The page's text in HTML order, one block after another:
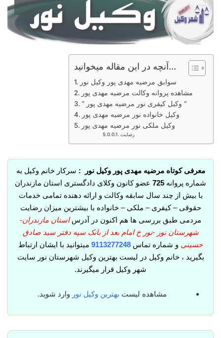
آنچه در این مقاله میخوانید...
سوابق مرضیه مهدی پور وکیل نور
مشاهده پروانه وکالت مرضیه مهدی پور
” وکیل کیفری نور مرضیه مهدی پور “
وکیل خانواده نور مرضیه مهدی پور
وکیل ملکی نور مرضیه مهدی پور
رضایت
معرفی کوتاه مرضیه مهدی پور وکیل نور : سرکار خانم وکیل به
شماره پروانه 725 عضو کانون وکلای دادگستری استان مازندران
با بیش از چند سال سابقه وکالت و ارائه دهنده تمامی خدمات
حقوقی – کیفری – ملکی – خانواده با بیشترین میزان رضایت
مردمی طبق بررسی ها هم اکنون در آدرساستان مازندران-
شهرستان نور -نور خ امام بعد از بانک سپه دفتر سید صادق
حسینی و شماره تماس 9113277248 میتوانید با ایشان ارتباط
بگیرید ، خانم وکیل در لیست بهترین وکیل شهرستان نور سایت
شهر وکیل قرار میگیرند.
مشاهده لیست بهترین وکیل نور وارد شوید.